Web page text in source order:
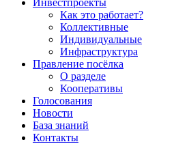
Инвестпроекты
Как это работает?
Коллективные
Индивидуальные
Инфраструктура
Правление посёлка
О разделе
Кооперативы
Голосования
Новости
База знаний
Контакты